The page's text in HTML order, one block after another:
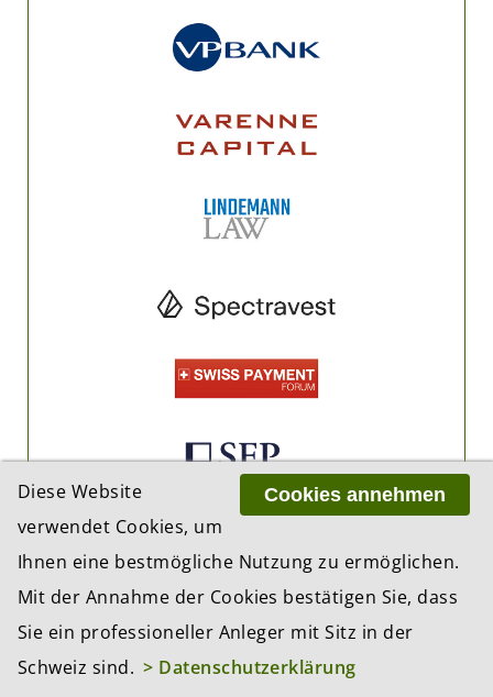
Cookies annehmen
Diese Website
verwendet Cookies, um
Ihnen eine bestmögliche Nutzung zu ermöglichen.
Mit der Annahme der Cookies bestätigen Sie, dass
Sie ein professioneller Anleger mit Sitz in der
Schweiz sind. > Datenschutzerklärung